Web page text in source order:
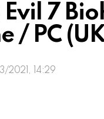
Evil 7
/ PC
2021, 14:29